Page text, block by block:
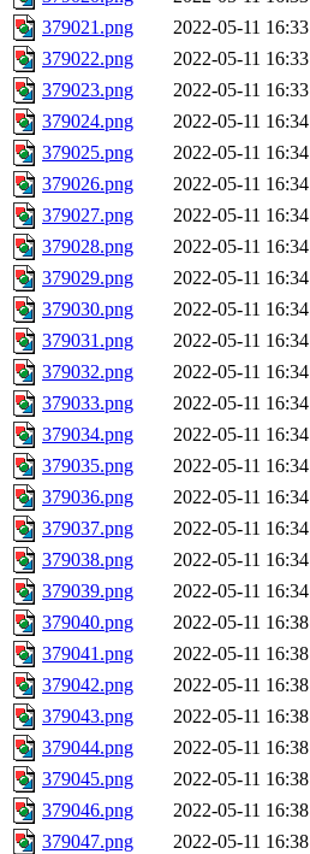
379021.png
2022-05-11 16:33
379022.png
2022-05-11 16:33
379023.png
2022-05-11 16:33
379024.png
2022-05-11 16:34
379025.png
2022-05-11 16:34
379026.png
2022-05-11 16:34
379027.png
2022-05-11 16:34
379028.png
2022-05-11 16:34
379029.png
2022-05-11 16:34
379030.png
2022-05-11 16:34
379031.png
2022-05-11 16:34
379032.png
2022-05-11 16:34
379033.png
2022-05-11 16:34
379034.png
2022-05-11 16:34
379035.png
2022-05-11 16:34
379036.png
2022-05-11 16:34
379037.png
2022-05-11 16:34
379038.png
2022-05-11 16:34
379039.png
2022-05-11 16:34
379040.png
2022-05-11 16:38
379041.png
2022-05-11 16:38
379042.png
2022-05-11 16:38
379043.png
2022-05-11 16:38
379044.png
2022-05-11 16:38
379045.png
2022-05-11 16:38
379046.png
2022-05-11 16:38
379047.png
2022-05-11 16:38